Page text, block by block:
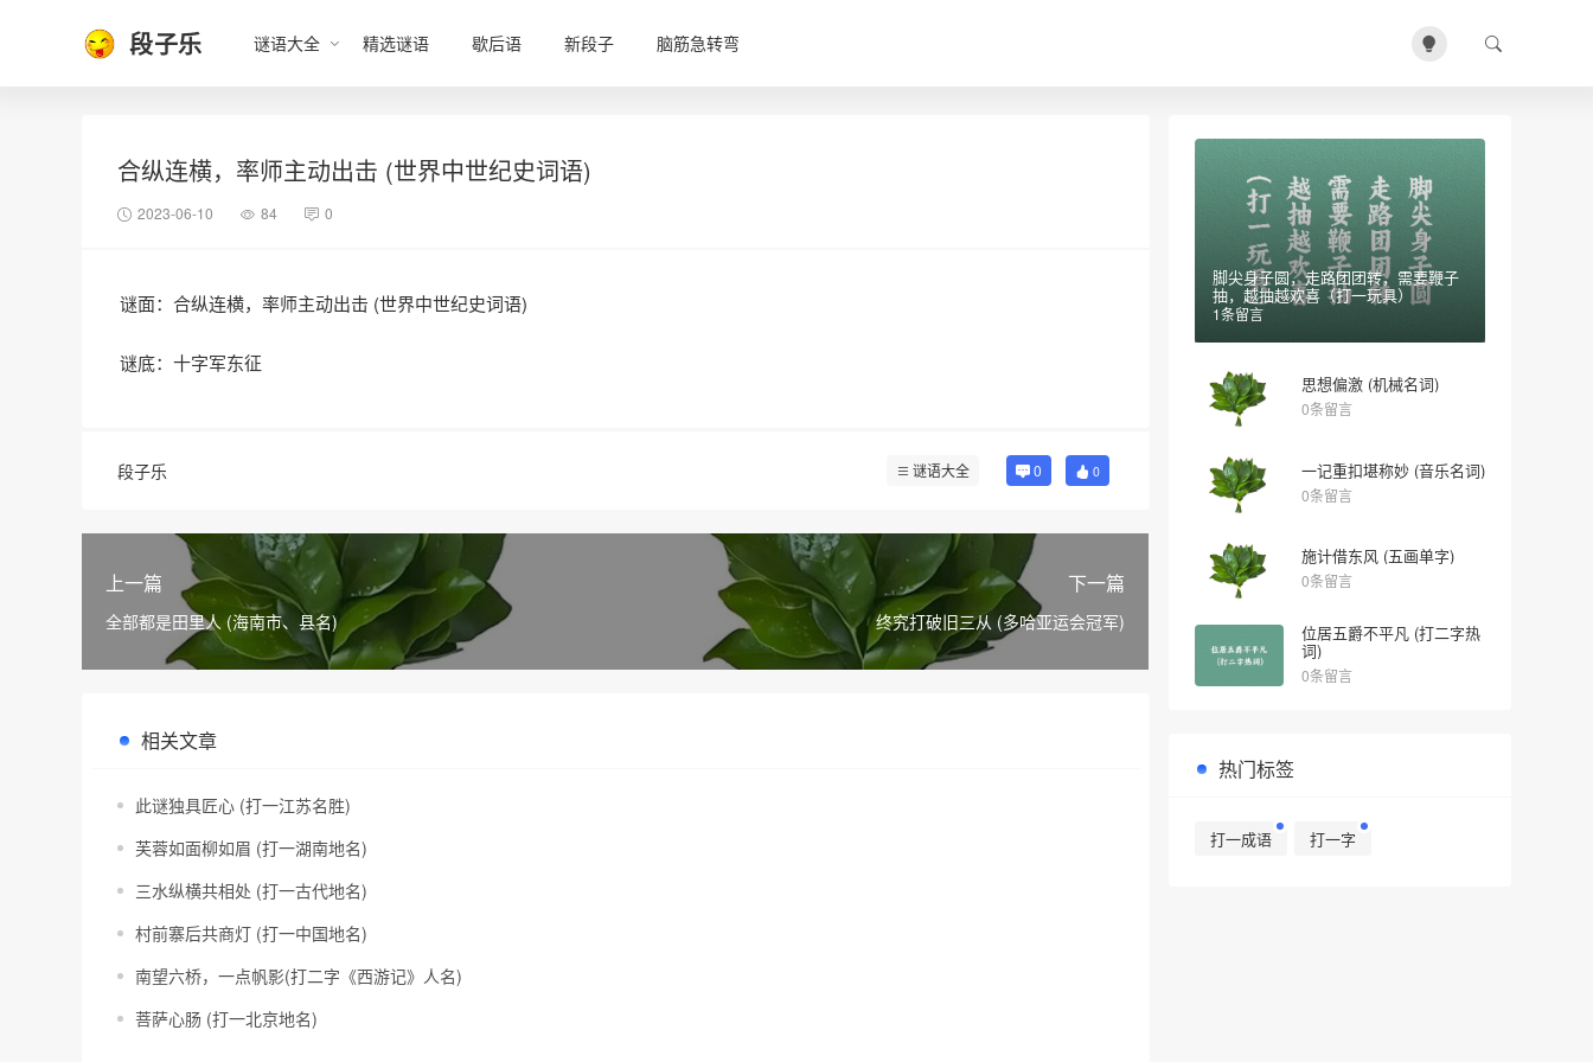
段子乐 谜语大全 精选谜语 歇后语 新段子 脑筋急转弯
合纵连横，率师主动出击 (世界中世纪史词语)
2023-06-10 84 0
谜面：合纵连横，率师主动出击 (世界中世纪史词语)
谜底：十字军东征
段子乐 谜语大全 0 0
上一篇
全部都是田里人 (海南市、县名)
下一篇
终究打破旧三从 (多哈亚运会冠军)
相关文章
此谜独具匠心 (打一江苏名胜)
芙蓉如面柳如眉 (打一湖南地名)
三水纵横共相处 (打一古代地名)
村前寨后共商灯 (打一中国地名)
南望六桥，一点帆影(打二字《西游记》人名)
菩萨心肠 (打一北京地名)
脚尖身子圆，走路团团转，需要鞭子
抽，越抽越欢喜（打一玩具）
1条留言
思想偏激 (机械名词)
0条留言
一记重扣堪称妙 (音乐名词)
0条留言
施计借东风 (五画单字)
0条留言
位居五爵不平凡 (打二字热
词)
0条留言
热门标签
打一成语 打一字